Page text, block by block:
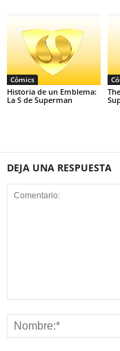
Cómics
Historia de un Emblema:
La S de Superman
DEJA UNA RESPUESTA